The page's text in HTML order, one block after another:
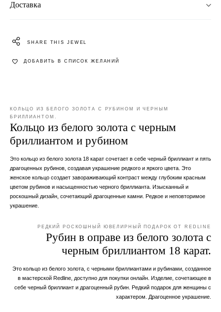
Доставка
SHARE THIS JEWEL
ДОБАВИТЬ В СПИСОК ЖЕЛАНИЙ
КОЛЬЦО ИЗ БЕЛОГО ЗОЛОТА С РУБИНОМ И ЧЕРНЫМ
БРИЛЛИАНТОМ.
Кольцо из белого золота с черным
бриллиантом и рубином
Это кольцо из белого золота 18 карат сочетает в себе черный бриллиант и пять
драгоценных рубинов, создавая украшение редкого и яркого цвета. Это
женское кольцо создает завораживающий контраст между глубоким красным
цветом рубинов и насыщенностью черного бриллианта. Изысканный и
роскошный дизайн, сочетающий драгоценные камни. Редкое и неповторимое
украшение.
РЕДКИЙ РОСКОШНЫЙ ЮВЕЛИРНЫЙ ПОДАРОК ОТ REDLINE
Рубин в оправе из белого золота с
черным бриллиантом 18 карат.
Это кольцо из белого золота, с черными бриллиантами и рубинами, созданное
в мастерской Redline, доступно для покупки онлайн. Изделие, сочетающее в
себе черный бриллиант и драгоценный рубин. Редкий подарок для женщины с
характером. Драгоценное украшение.